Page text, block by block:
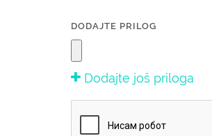
DODAJTE PRILOG
Dodajte još priloga